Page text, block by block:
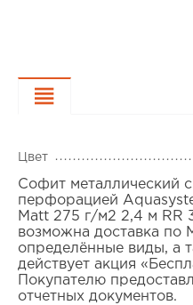
Цвет
Софит металлический
перфорацией
Matt 275 г/м2 2,4 м RR
возможна доставка по
определённые виды, а
действует акция
Покупателю
отчетных документов.